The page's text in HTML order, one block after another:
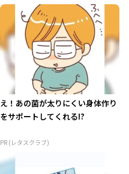
え！あの菌が太りにくい身体作り
をサポートしてくれる!?
PR (レタスクラブ)